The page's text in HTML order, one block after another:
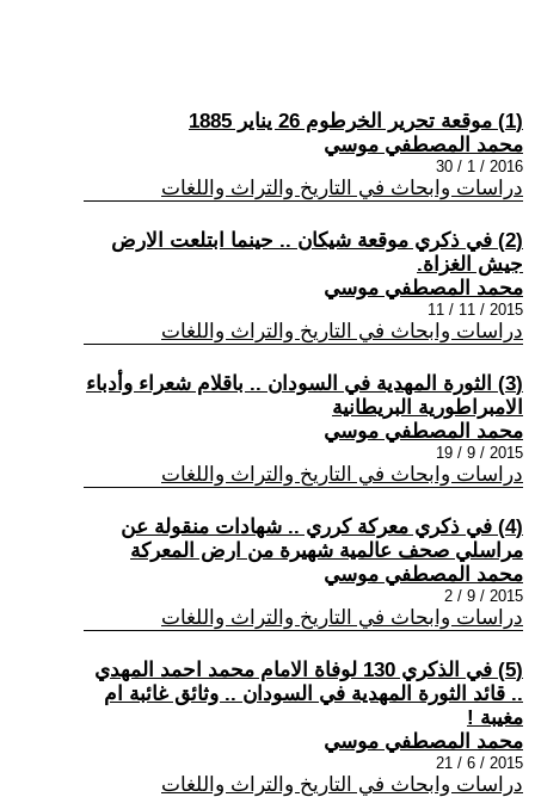
(1) موقعة تحرير الخرطوم 26 يناير 1885
محمد المصطفي موسي
2016 / 1 / 30
دراسات وابحاث في التاريخ والتراث واللغات
(2) في ذكري موقعة شيكان .. حينما ابتلعت الارض
جيش الغزاة.
محمد المصطفي موسي
2015 / 11 / 11
دراسات وابحاث في التاريخ والتراث واللغات
(3) الثورة المهدية في السودان .. باقلام شعراء وأدباء
الامبراطورية البريطانية
محمد المصطفي موسي
2015 / 9 / 19
دراسات وابحاث في التاريخ والتراث واللغات
(4) في ذكري معركة كرري .. شهادات منقولة عن
مراسلي صحف عالمية شهيرة من ارض المعركة
محمد المصطفي موسي
2015 / 9 / 2
دراسات وابحاث في التاريخ والتراث واللغات
(5) في الذكري 130 لوفاة الامام محمد احمد المهدي
.. قائد الثورة المهدية في السودان .. وثائق غائبة ام
مغيبة !
محمد المصطفي موسي
2015 / 6 / 21
دراسات وابحاث في التاريخ والتراث واللغات